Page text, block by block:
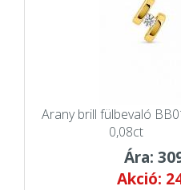
Arany brill fülbevaló
0,08ct
Ára:
Akció: